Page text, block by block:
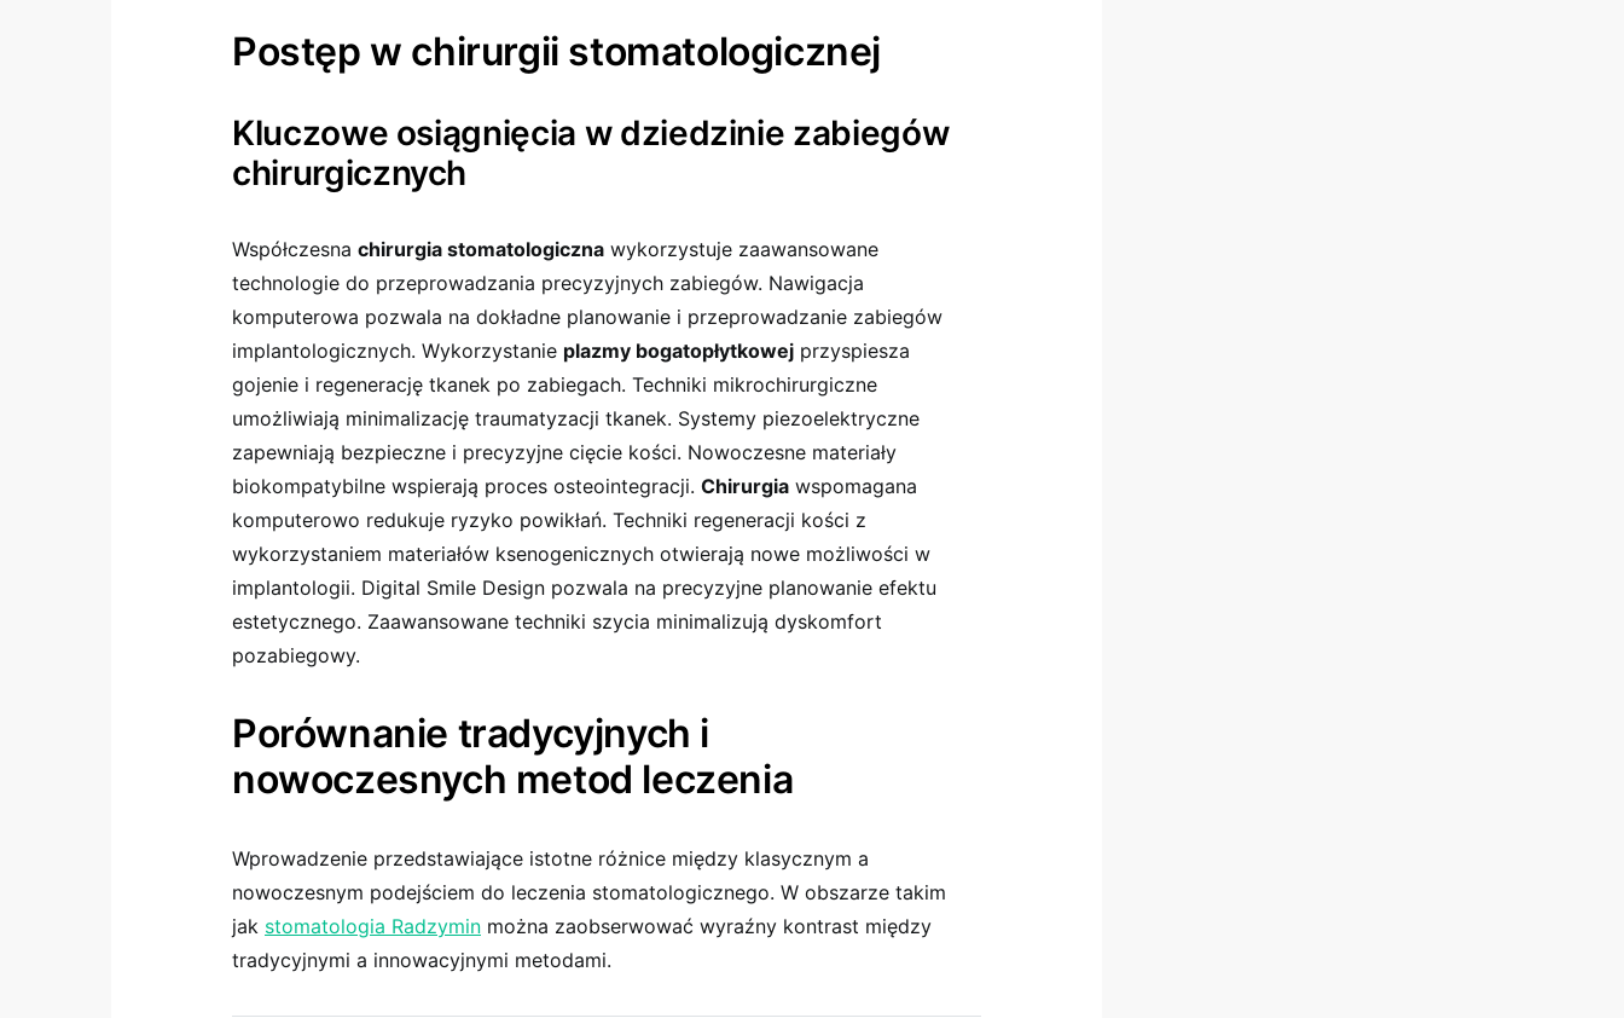
Postęp w chirurgii stomatologicznej
Kluczowe osiągnięcia w dziedzinie zabiegów
chirurgicznych
Współczesna chirurgia stomatologiczna wykorzystuje zaawansowane
technologie do przeprowadzania precyzyjnych zabiegów. Nawigacja
komputerowa pozwala na dokładne planowanie i przeprowadzanie zabiegów
implantologicznych. Wykorzystanie plazmy bogatopłytkowej przyspiesza
gojenie i regenerację tkanek po zabiegach. Techniki mikrochirurgiczne
umożliwiają minimalizację traumatyzacji tkanek. Systemy piezoelektryczne
zapewniają bezpieczne i precyzyjne cięcie kości. Nowoczesne materiały
biokompatybilne wspierają proces osteointegracji. Chirurgia wspomagana
komputerowo redukuje ryzyko powikłań. Techniki regeneracji kości z
wykorzystaniem materiałów ksenogenicznych otwierają nowe możliwości w
implantologii. Digital Smile Design pozwala na precyzyjne planowanie efektu
estetycznego. Zaawansowane techniki szycia minimalizują dyskomfort
pozabiegowy.
Porównanie tradycyjnych i
nowoczesnych metod leczenia
Wprowadzenie przedstawiające istotne różnice między klasycznym a
nowoczesnym podejściem do leczenia stomatologicznego. W obszarze takim
jak stomatologia Radzymin można zaobserwować wyraźny kontrast między
tradycyjnymi a innowacyjnymi metodami.